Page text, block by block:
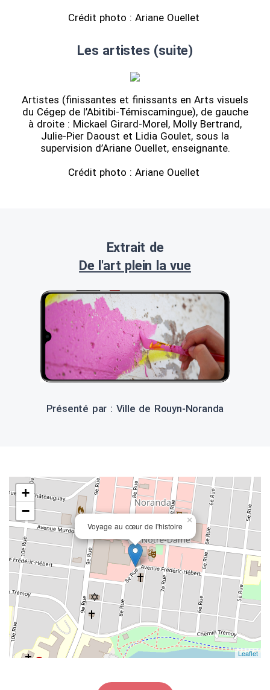
Crédit photo : Ariane Ouellet
Les artistes (suite)
Artistes (finissantes et finissants en Arts visuels
du Cégep de l’Abitibi-Témiscamingue), de gauche
à droite : Mickael Girard-Morel, Molly Bertrand,
Julie-Pier Daoust et Lidia Goulet, sous la
supervision d’Ariane Ouellet, enseignante.
Crédit photo : Ariane Ouellet
Extrait de
De l'art plein la vue
Présenté par : Ville de Rouyn-Noranda
Voyage au cœur de l'histoire
×
+
−
Leaflet